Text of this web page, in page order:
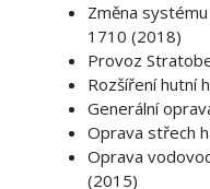
Změna
1710 (2018)
Provoz
Rozšíření hutní
Generální
Oprava střech
Oprava
(2015)